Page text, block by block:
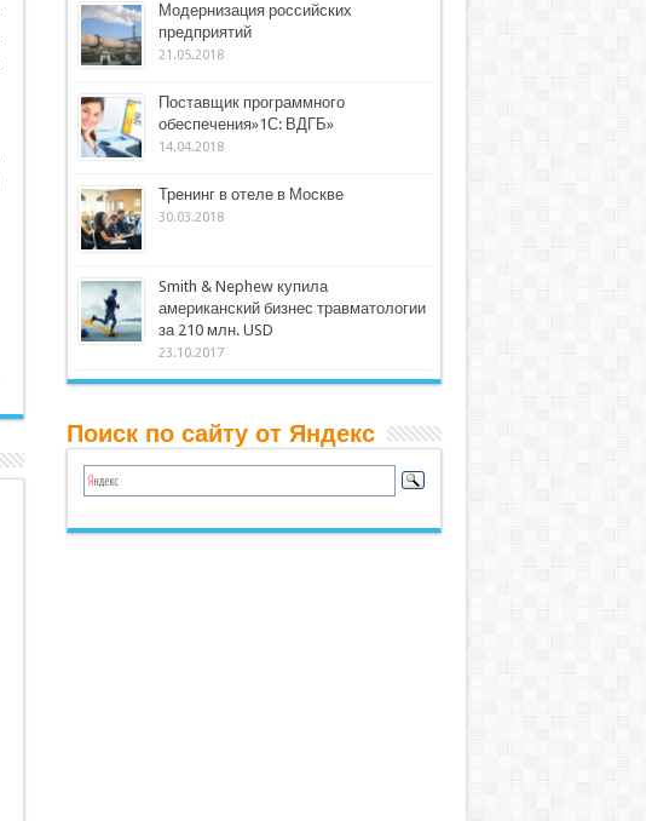
Модернизация российских
предприятий
21.05.2018
Поставщик программного
обеспечения»1С: ВДГБ»
14.04.2018
Тренинг в отеле в Москве
30.03.2018
Smith & Nephew купила
американский бизнес травматологии
за 210 млн. USD
23.10.2017
Поиск по сайту от Яндекс